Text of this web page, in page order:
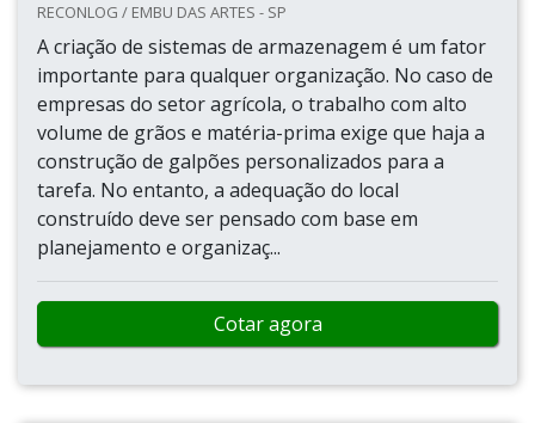
RECONLOG / EMBU DAS ARTES - SP
A criação de sistemas de armazenagem é um fator
importante para qualquer organização. No caso de
empresas do setor agrícola, o trabalho com alto
volume de grãos e matéria-prima exige que haja a
construção de galpões personalizados para a
tarefa. No entanto, a adequação do local
construído deve ser pensado com base em
planejamento e organizaç...
Cotar agora